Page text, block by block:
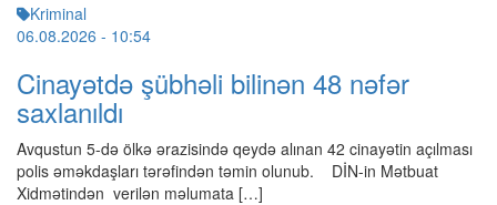
Kriminal
06.08.2026 - 10:54
Cinayətdə şübhəli bilinən 48 nəfər
saxlanıldı
Avqustun 5-də ölkə ərazisində qeydə alınan 42 cinayətin açılması
polis əməkdaşları tərəfindən təmin olunub. DİN-in Mətbuat
Xidmətindən verilən məlumata […]